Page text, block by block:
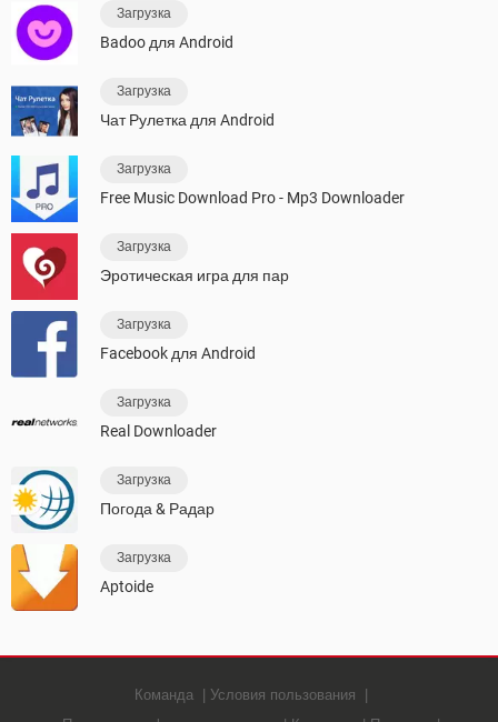
Загрузка
Badoo для Android
Загрузка
Чат Рулетка для Android
Загрузка
Free Music Download Pro - Mp3 Downloader
Загрузка
Эротическая игра для пар
Загрузка
Facebook для Android
Загрузка
Real Downloader
Загрузка
Погода & Радар
Загрузка
Aptoide
Команда
Условия пользования